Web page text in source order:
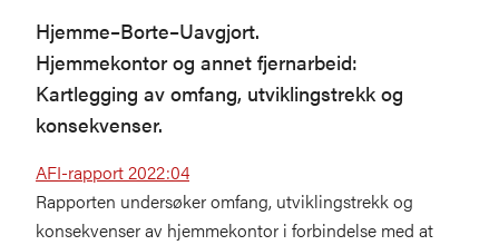
Hjemme–Borte–Uavgjort.
Hjemmekontor og annet fjernarbeid:
Kartlegging av omfang, utviklingstrekk og
konsekvenser.
AFI-rapport 2022:04
Rapporten undersøker omfang, utviklingstrekk og
konsekvenser av hjemmekontor i forbindelse med at